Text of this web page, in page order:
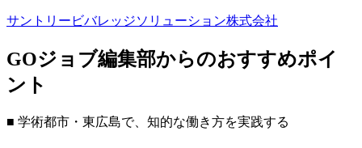
サントリービバレッジソリューション株式会社
GOジョブ編集部からのおすすめポイ
ント
■ 学術都市・東広島で、知的な働き方を実践する